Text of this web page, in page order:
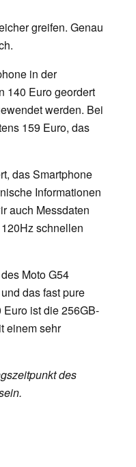
greifen. Genau
in der
140 Euro geordert
werden. Bei
159 Euro, das
das Smartphone
Informationen
auch Messdaten
schnellen
Moto G54
das fast pure
ist die 256GB-
einem sehr
des